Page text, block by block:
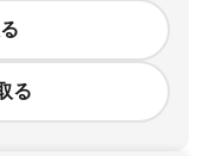
る